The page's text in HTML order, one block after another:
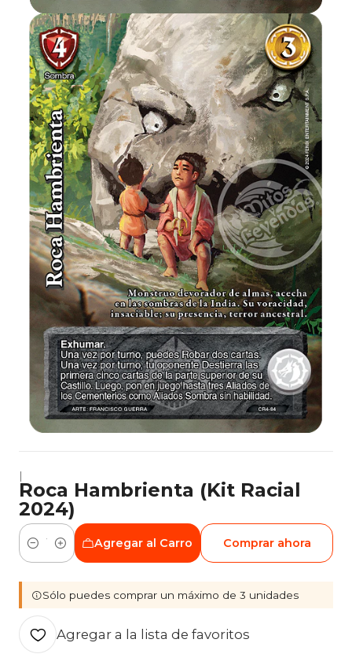
|
Roca Hambrienta (Kit Racial
2024)
Cantidad
Agregar al Carro Comprar ahora
Sólo puedes comprar un máximo de 3 unidades
Agregar a la lista de favoritos